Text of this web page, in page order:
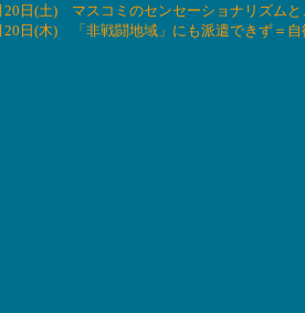
20日(土) マスコミのセンセーショナリズム
20日(木) 「非戦闘地域」にも派遣できず＝